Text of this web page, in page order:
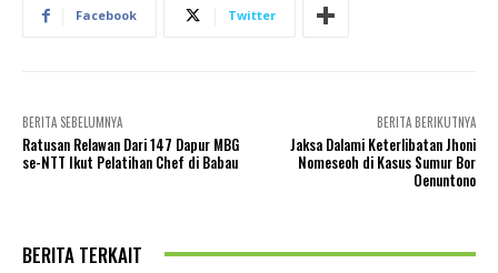
Facebook Twitter
BERITA SEBELUMNYA
Ratusan Relawan Dari 147 Dapur MBG
se-NTT Ikut Pelatihan Chef di Babau
BERITA BERIKUTNYA
Jaksa Dalami Keterlibatan Jhoni
Nomeseoh di Kasus Sumur Bor
Oenuntono
BERITA TERKAIT